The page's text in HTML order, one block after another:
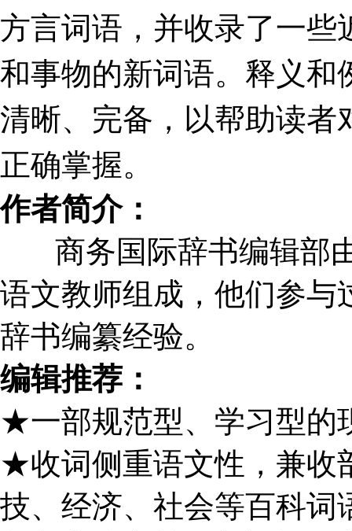
方言词语，并收录了一些
和事物的新词语。释义和
清晰、完备，以帮助读者
正确掌握。
作者简介：
商务国际辞书编辑部
语文教师组成，他们参与
辞书编纂经验。
编辑推荐：
★一部规范型、学习型的
★收词侧重语文性，兼收
技、经济、社会等百科词